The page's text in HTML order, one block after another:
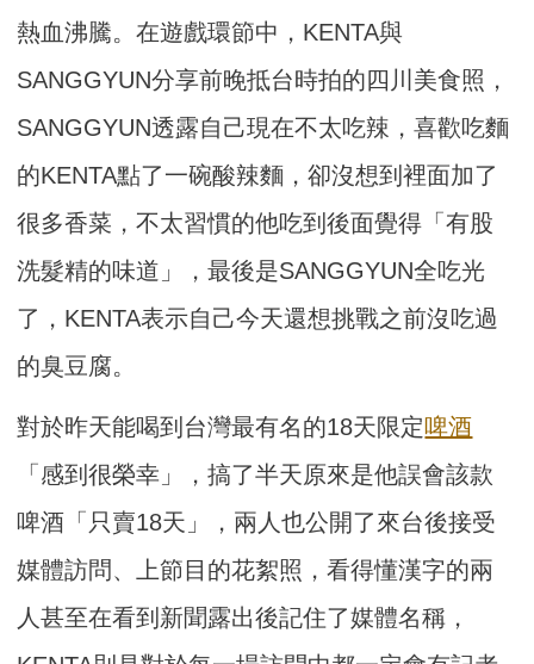
熱血沸騰。在遊戲環節中，KENTA與
SANGGYUN分享前晚抵台時拍的四川美食照，
SANGGYUN透露自己現在不太吃辣，喜歡吃麵
的KENTA點了一碗酸辣麵，卻沒想到裡面加了
很多香菜，不太習慣的他吃到後面覺得「有股
洗髮精的味道」，最後是SANGGYUN全吃光
了，KENTA表示自己今天還想挑戰之前沒吃過
的臭豆腐。
對於昨天能喝到台灣最有名的18天限定啤酒
「感到很榮幸」，搞了半天原來是他誤會該款
啤酒「只賣18天」，兩人也公開了來台後接受
媒體訪問、上節目的花絮照，看得懂漢字的兩
人甚至在看到新聞露出後記住了媒體名稱，